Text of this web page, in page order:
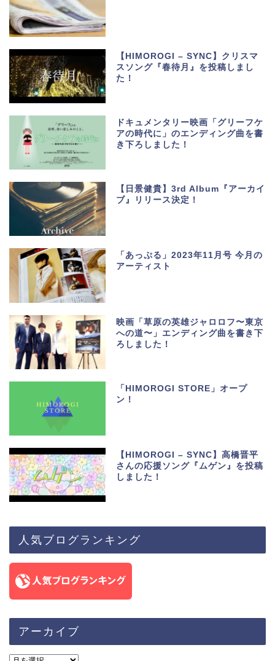
【HIMOROGI – SYNC】クリスマ
スソング『春待月』を投稿しまし
た！
ドキュメンタリー映画「グリーフケ
アの時代に」のエンディング曲を書
き下ろしました！
【日景健貴】3rd Album『アーカイ
ブ』リリース決定！
「あっぷる」2023年11月号 今月の
アーティスト
映画「草原の英雄ジャロロフ〜東京
への道〜」エンディング曲を書き下
ろしました！
「HIMOROGI STORE」オープ
ン！
【HIMOROGI – SYNC】高橋晋平
さんの応援ソング『ムゲン』を投稿
しました！
人気ブログランキング
アーカイブ